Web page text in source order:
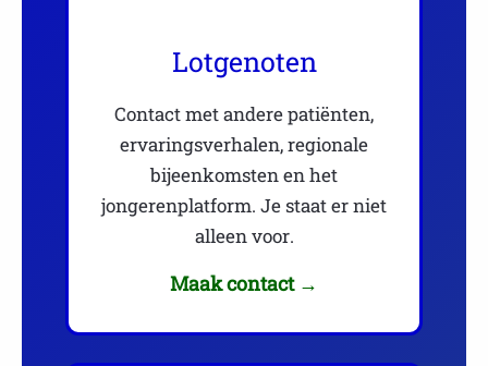
Lotgenoten
Contact met andere patiënten,
ervaringsverhalen, regionale
bijeenkomsten en het
jongerenplatform. Je staat er niet
alleen voor.
Maak contact →